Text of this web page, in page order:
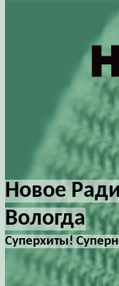
Новое
Вологда
Суперхиты!